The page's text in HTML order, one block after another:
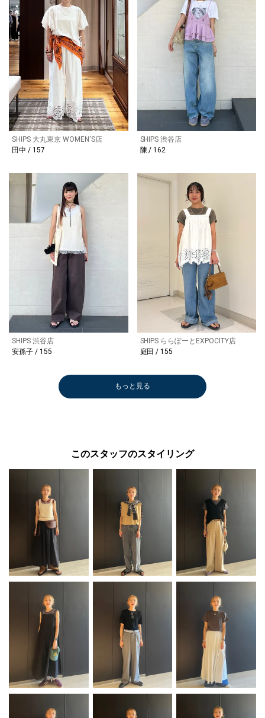
SHIPS 大丸東京 WOMEN'S店
田中 / 157
SHIPS 渋谷店
陳 / 162
SHIPS 渋谷店
安孫子 / 155
SHIPS ららぽーとEXPOCITY店
庭田 / 155
もっと見る
このスタッフのスタイリング